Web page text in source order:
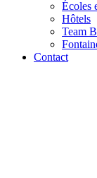
Écoles
Hôtels
Team
Contact